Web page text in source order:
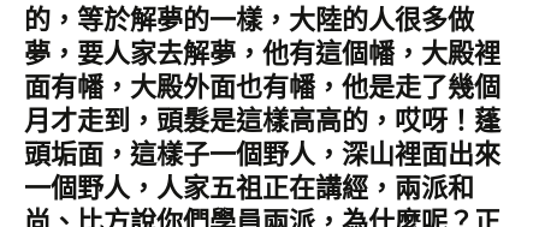
的，等於解夢的一樣，大陸的人很多做
夢，要人家去解夢，他有這個幡，大殿裡
面有幡，大殿外面也有幡，他是走了幾個
月才走到，頭髮是這樣高高的，哎呀！蓬
頭垢面，這樣子一個野人，深山裡面出來
一個野人，人家五祖正在講經，兩派和